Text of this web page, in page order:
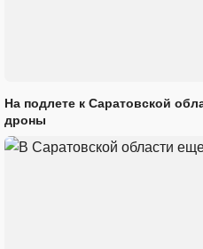
На подлете к Саратовской
дроны